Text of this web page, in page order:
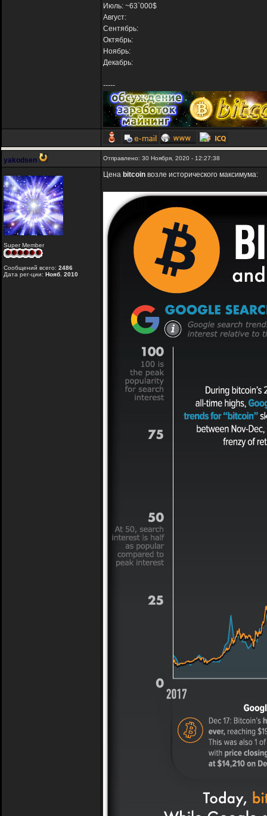
Июль: ~63`000$
Август:
Сентябрь:
Октябрь:
Ноябрь:
Декабрь:
-----
yakodsen Отправлено: 30 Ноября, 2020 - 12:27:38
Super Member
Сообщений всего: 2486
Дата рег-ции: Нояб. 2010
Цена bitcoin возле исторического максимума: